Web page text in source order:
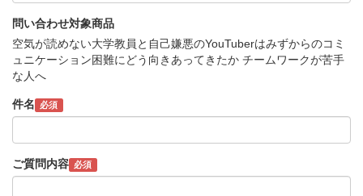
問い合わせ対象商品
空気が読めない大学教員と自己嫌悪のYouTuberはみずからのコミ
ュニケーション困難にどう向きあってきたか チームワークが苦手
な人へ
件名 必須
ご質問内容 必須